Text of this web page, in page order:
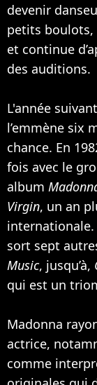
devenir
petits boulots,
et continue
des auditions.
L'année
l’emmène six
chance. En
fois avec le
album
Virgin, un an
internationale.
sort sept
Music, jusqu’à,
qui est un
Madonna
actrice,
comme